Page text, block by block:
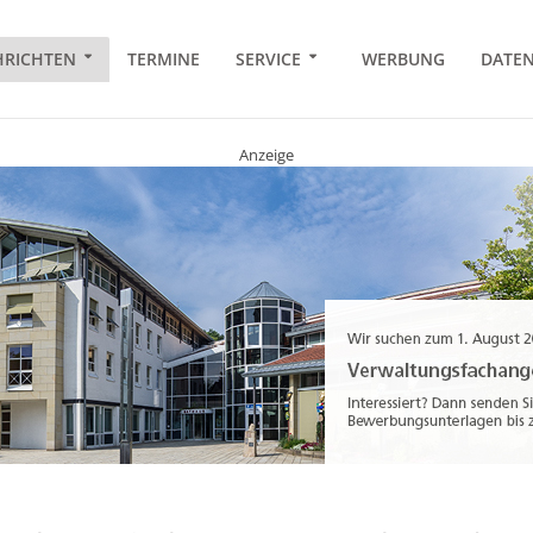
TERMINE SERVICE WERBUNG
Anzeige